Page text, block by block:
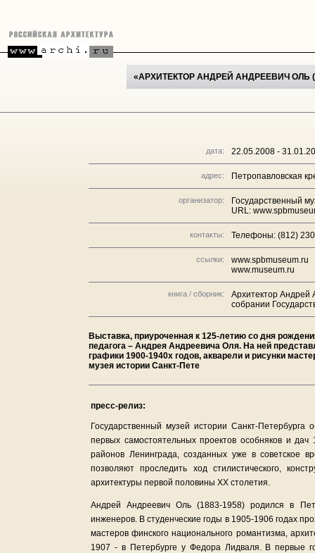
«АРХИТЕКТОР АНДРЕЙ АНДРЕЕВИЧ ОЛЬ
дата: 22.05.2008 -
адрес: Петропавловская
организатор:
Государственный
URL:
контакты: Телефоны: (812)
ссылки:
www.spbmuseum.ru
www.museum.ru
книга / сборник:
Архитектор Андрей
собрании
Выставка, приуроченная к 125-летию со дня
педагога – Андрея Андреевича Оля. На ней
графики 1900-1940х годов, акварели и рисунки
музея истории Санкт-Пете
пресс-релиз:
Государственный музей истории Санкт-
первых самостоятельных проектов особняков и
районов Ленинграда, созданных уже в советское
позволяют проследить ход стилистического,
архитектуры первой половины ХХ столетия.
Андрей Андреевич Оль (1883-1958) родился в
инженеров. В студенческие годы в 1905-1906 годах
мастеров финского национального романтизма,
1907 - в Петербурге у Федора Лидваля. В первые